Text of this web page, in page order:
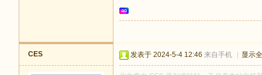
CES 发表于 2024-5-4 12:46 来自手机 显示